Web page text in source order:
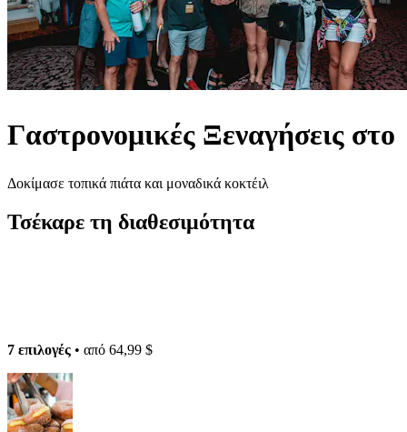
Γαστρονομικές Ξεναγήσεις στο
Δοκίμασε τοπικά πιάτα και μοναδικά κοκτέιλ
Τσέκαρε τη διαθεσιμότητα
7 επιλογές • από 64,99 $